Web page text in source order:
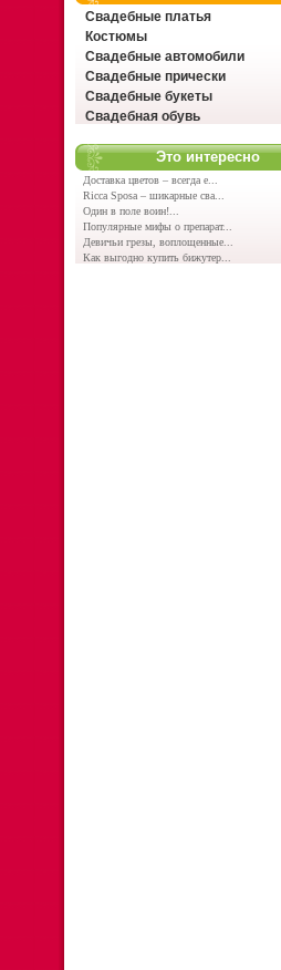
Свадебные платья
Костюмы
Свадебные автомобили
Свадебные прически
Свадебные букеты
Свадебная обувь
Это интересно
Доставка цветов – всегда е...
Ricca Sposa – шикарные сва...
Один в поле воин!...
Популярные мифы о препарат...
Девичьи грезы, воплощенные...
Как выгодно купить бижутер...